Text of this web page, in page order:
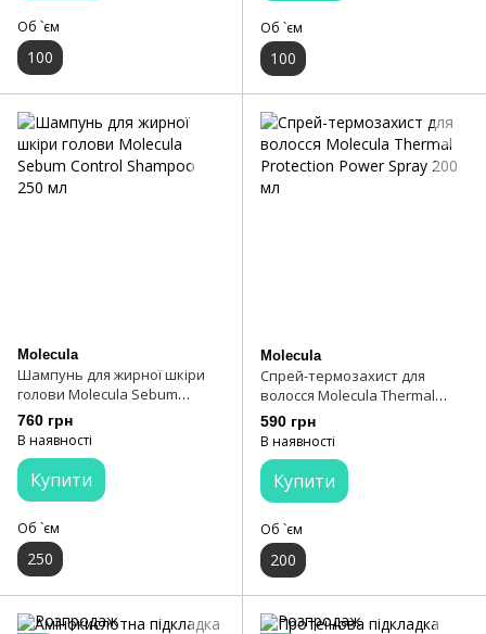
Об `єм
100
Об `єм
100
Molecula
Шампунь для жирної шкіри
голови Molecula Sebum
Control Shampoo 250 мл
760 грн
В наявності
Купити
Об `єм
250
Molecula
Спрей-термозахист для
волосся Molecula Thermal
Protection Power Spray 200 мл
590 грн
В наявності
Купити
Об `єм
200